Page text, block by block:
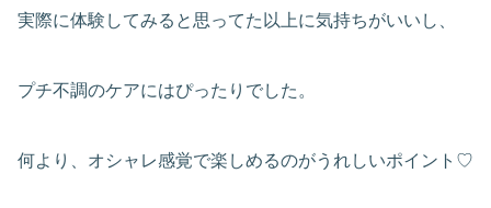
実際に体験してみると思ってた以上に気持ちがいいし、
プチ不調のケアにはぴったりでした。
何より、オシャレ感覚で楽しめるのがうれしいポイント♡